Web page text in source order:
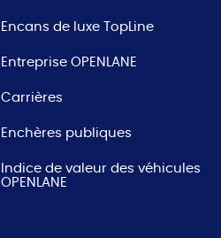
Encans de luxe TopLine
Entreprise OPENLANE
Carrières
Enchères publiques
Indice de valeur des véhicules
OPENLANE